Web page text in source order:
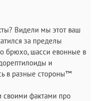
Видели мы этот ваш
за пределы
брюхо, шасси евонные в
и
в разные стороны™
своими фактами про